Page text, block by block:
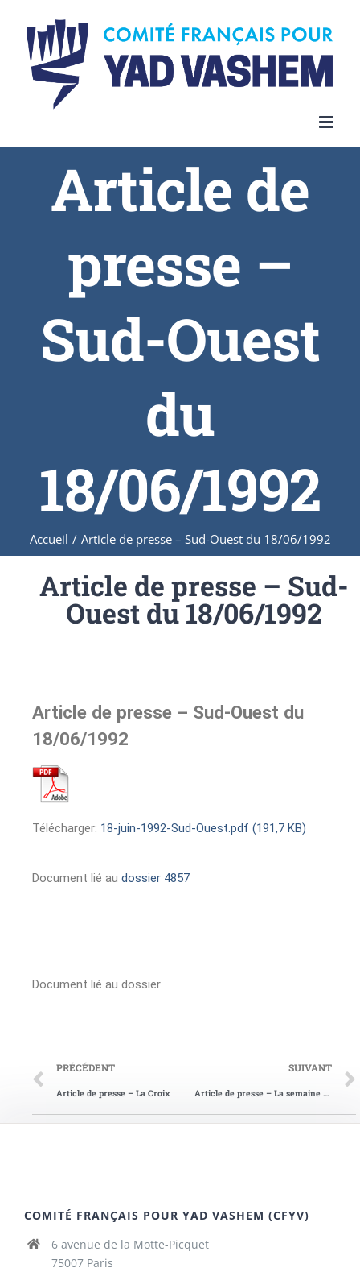
Article de
presse –
Sud-Ouest
du
18/06/1992
Accueil / Article de presse – Sud-Ouest du 18/06/1992
Article de presse – Sud-
Ouest du 18/06/1992
Article de presse – Sud-Ouest du
18/06/1992
Télécharger: 18-juin-1992-Sud-Ouest.pdf (191,7 KB)
Document lié au dossier 4857
Document lié au dossier
PRÉCÉDENT
Article de presse – La Croix
SUIVANT
Article de presse – La semaine du Lot 1
COMITÉ FRANÇAIS POUR YAD VASHEM (CFYV)
6 avenue de la Motte-Picquet
75007 Paris